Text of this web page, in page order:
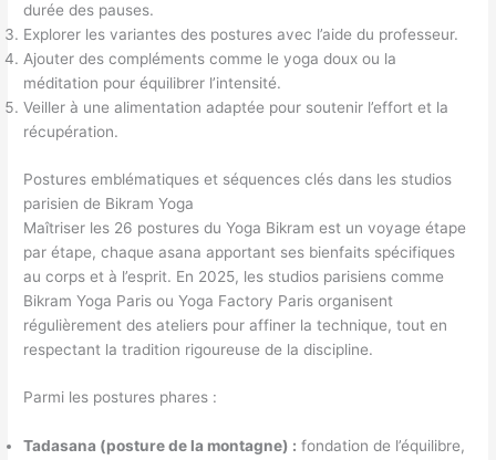
durée des pauses.
Explorer les variantes des postures avec l’aide du professeur.
Ajouter des compléments comme le yoga doux ou la
méditation pour équilibrer l’intensité.
Veiller à une alimentation adaptée pour soutenir l’effort et la
récupération.
Postures emblématiques et séquences clés dans les studios
parisien de Bikram Yoga
Maîtriser les 26 postures du Yoga Bikram est un voyage étape
par étape, chaque asana apportant ses bienfaits spécifiques
au corps et à l’esprit. En 2025, les studios parisiens comme
Bikram Yoga Paris ou Yoga Factory Paris organisent
régulièrement des ateliers pour affiner la technique, tout en
respectant la tradition rigoureuse de la discipline.
Parmi les postures phares :
Tadasana (posture de la montagne) : fondation de l’équilibre,